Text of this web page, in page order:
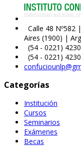
Calle 48 Nº582
Aires (1900) |
(54 - 0221)
(54 - 0221)
Categorías
Institución
Cursos
Seminarios
Exámenes
Becas